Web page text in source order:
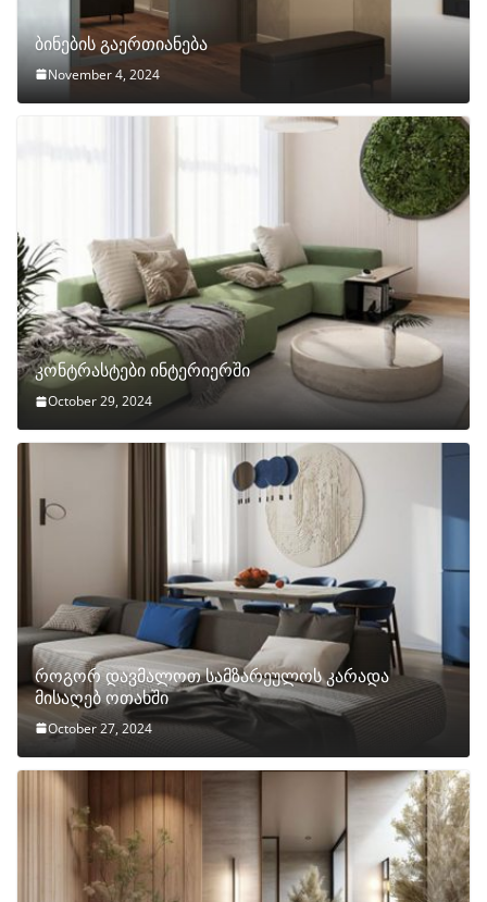
ბინების გაერთიანება
November 4, 2024
კონტრასტები ინტერიერში
October 29, 2024
როგორ დავმალოთ სამზარეულოს კარადა
მისაღებ ოთახში
October 27, 2024